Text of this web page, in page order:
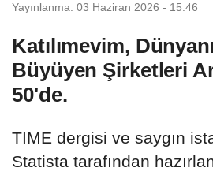
Yayınlanma: 03 Haziran 2026 - 15:46
Katılımevim,
Büyüyen Şirketleri
50'de.
TIME dergisi ve saygın
Statista tarafından